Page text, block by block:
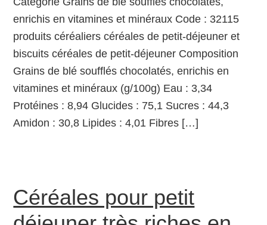
enrichis en vitamines et minéraux Code : 32115
produits céréaliers céréales de petit-déjeuner et
biscuits céréales de petit-déjeuner Composition
Grains de blé soufflés chocolatés, enrichis en
vitamines et minéraux (g/100g) Eau : 3,34
Protéines : 8,94 Glucides : 75,1 Sucres : 44,3
Amidon : 30,8 Lipides : 4,01 Fibres […]
Céréales pour petit